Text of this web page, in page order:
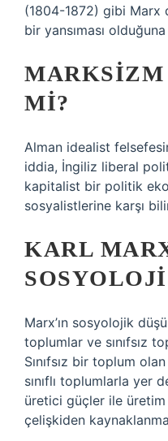
(1804-1872) gibi Marx
bir yansıması
MI?
Alman idealist
iddia, İngiliz liberal
kapitalist bir politik
sosyalistlerine karşı
KARL
Marx’ın sosyolojik
toplumlar ve sınıfsız
Sınıfsız bir toplum
sınıflı toplumlarla yer
üretici güçler ile
çelişkiden